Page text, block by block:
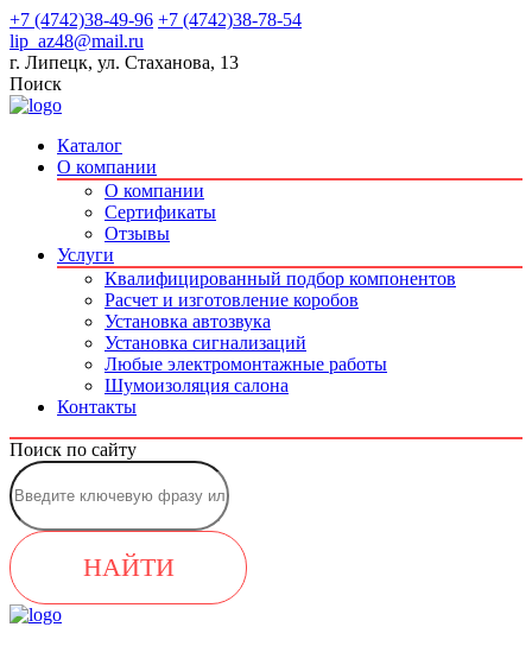
+7 (4742)38-49-96 +7 (4742)38-78-54
lip_az48@mail.ru
г. Липецк, ул. Стаханова, 13
Поиск
Каталог
О компании
О компании
Сертификаты
Отзывы
Услуги
Квалифицированный подбор компонентов
Расчет и изготовление коробов
Установка автозвука
Установка сигнализаций
Любые электромонтажные работы
Шумоизоляция салона
Контакты
Поиск по сайту
НАЙТИ